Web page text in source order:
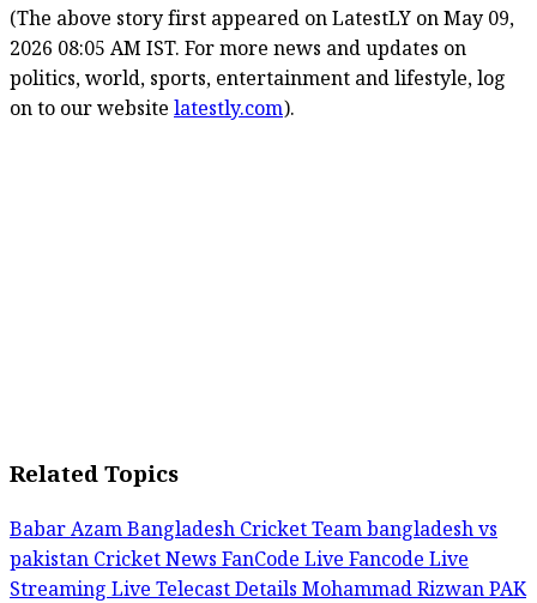
(The above story first appeared on LatestLY on May 09,
2026 08:05 AM IST. For more news and updates on
politics, world, sports, entertainment and lifestyle, log
on to our website latestly.com).
Related Topics
Babar AzamBangladesh Cricket Teambangladesh vs
pakistanCricket NewsFanCode LiveFancode Live
StreamingLive Telecast DetailsMohammad RizwanPAK